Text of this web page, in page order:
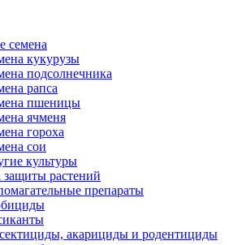
семена
кукурузы
подсолнечника
рапса
пшеницы
ячменя
гороха
сои
культуры
защиты растений
препараты
акарициды и родентициды